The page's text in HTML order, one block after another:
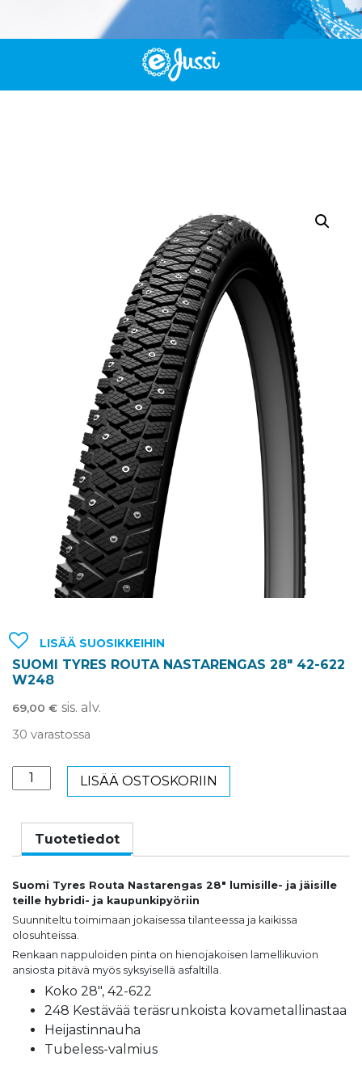
LISÄÄ SUOSIKKEIHIN
SUOMI TYRES ROUTA NASTARENGAS 28″ 42-622
W248
69,00 € sis. alv.
30 varastossa
Suomi
Tyres
nastarengas
28"
622
määrä
LISÄÄ OSTOSKORIIN
Tuotetiedot
Suomi Tyres Routa Nastarengas 28″ lumisille- ja jäisille
teille hybridi- ja kaupunkipyöriin
Suunniteltu toimimaan jokaisessa tilanteessa ja kaikissa
olosuhteissa.
Renkaan nappuloiden pinta on hienojakoisen lamellikuvion
ansiosta pitävä myös syksyisellä asfaltilla.
Koko 28″, 42-622
248 Kestävää teräsrunkoista kovametallinastaa
Heijastinnauha
Tubeless-valmius